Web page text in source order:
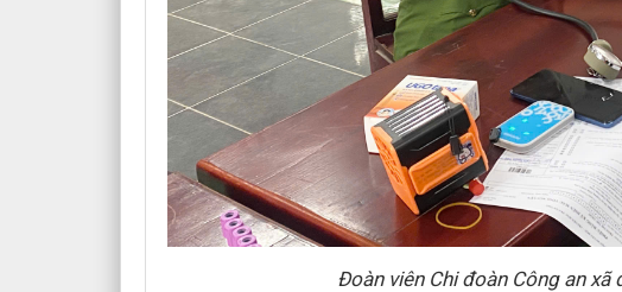
Đoàn viên Chi đoàn Công an